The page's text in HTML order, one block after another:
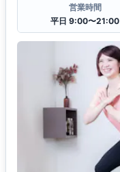
営業時間
平日 9:00〜21:00